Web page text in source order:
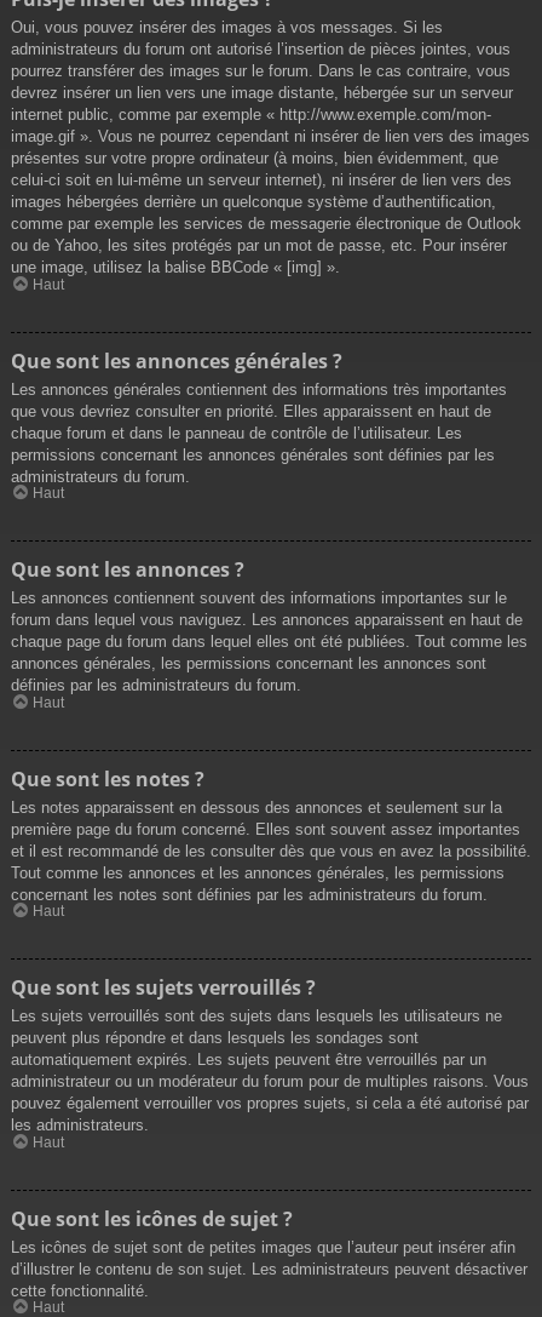
Oui, vous pouvez insérer des images à vos messages. Si les
administrateurs du forum ont autorisé l’insertion de pièces jointes, vous
pourrez transférer des images sur le forum. Dans le cas contraire, vous
devrez insérer un lien vers une image distante, hébergée sur un serveur
internet public, comme par exemple « http://www.exemple.com/mon-
image.gif ». Vous ne pourrez cependant ni insérer de lien vers des images
présentes sur votre propre ordinateur (à moins, bien évidemment, que
celui-ci soit en lui-même un serveur internet), ni insérer de lien vers des
images hébergées derrière un quelconque système d’authentification,
comme par exemple les services de messagerie électronique de Outlook
ou de Yahoo, les sites protégés par un mot de passe, etc. Pour insérer
une image, utilisez la balise BBCode « [img] ».
Haut
Que sont les annonces générales ?
Les annonces générales contiennent des informations très importantes
que vous devriez consulter en priorité. Elles apparaissent en haut de
chaque forum et dans le panneau de contrôle de l’utilisateur. Les
permissions concernant les annonces générales sont définies par les
administrateurs du forum.
Haut
Que sont les annonces ?
Les annonces contiennent souvent des informations importantes sur le
forum dans lequel vous naviguez. Les annonces apparaissent en haut de
chaque page du forum dans lequel elles ont été publiées. Tout comme les
annonces générales, les permissions concernant les annonces sont
définies par les administrateurs du forum.
Haut
Que sont les notes ?
Les notes apparaissent en dessous des annonces et seulement sur la
première page du forum concerné. Elles sont souvent assez importantes
et il est recommandé de les consulter dès que vous en avez la possibilité.
Tout comme les annonces et les annonces générales, les permissions
concernant les notes sont définies par les administrateurs du forum.
Haut
Que sont les sujets verrouillés ?
Les sujets verrouillés sont des sujets dans lesquels les utilisateurs ne
peuvent plus répondre et dans lesquels les sondages sont
automatiquement expirés. Les sujets peuvent être verrouillés par un
administrateur ou un modérateur du forum pour de multiples raisons. Vous
pouvez également verrouiller vos propres sujets, si cela a été autorisé par
les administrateurs.
Haut
Que sont les icônes de sujet ?
Les icônes de sujet sont de petites images que l’auteur peut insérer afin
d’illustrer le contenu de son sujet. Les administrateurs peuvent désactiver
cette fonctionnalité.
Haut